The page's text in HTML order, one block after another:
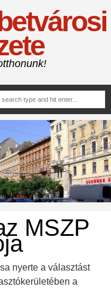
MSZP
nyerte a választást
a